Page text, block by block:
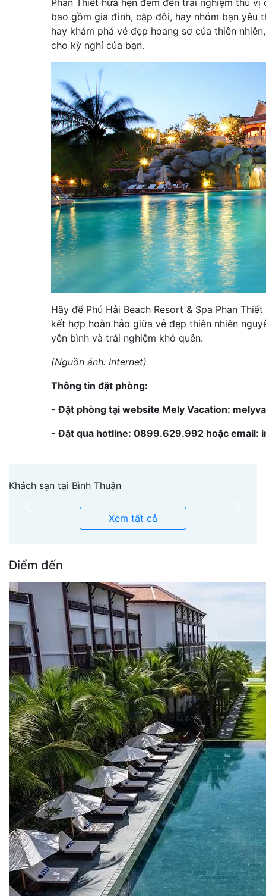
Phan Thiết hứa hẹn đem đến trải nghiệm thú
bao gồm gia đình, cặp đôi, hay nhóm bạn yêu
hay khám phá vẻ đẹp hoang sơ của thiên
cho kỳ nghỉ của bạn.
Hãy để Phú Hải Beach Resort & Spa Phan
kết hợp hoàn hảo giữa vẻ đẹp thiên nhiên
yên bình và trải nghiệm khó quên.
(Nguồn ảnh: Internet)
Thông tin đặt phòng:
- Đặt phòng tại website Mely Vacation:
- Đặt qua hotline: 0899.629.992 hoặc email:
Khách sạn tại Bình Thuận
Xem tất cả
Điểm đến